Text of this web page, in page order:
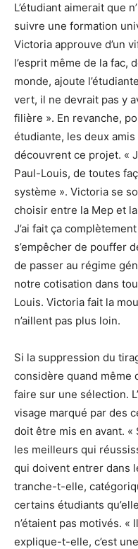
L’étudiant aimerait que
suivre une formation
Victoria approuve d’un
l’esprit même de la fac,
monde, ajoute
vert, il ne devrait pas y
filière ». En revanche,
étudiante, les deux
découvrent ce projet. «
Paul-Louis, de toutes
système ». Victoria se
choisir entre la Mep et
J’ai fait ça
s’empêcher de pouffer
de passer au régime
notre cotisation dans
Louis. Victoria fait la
n’aillent pas plus loin.
Si la suppression du
considère quand même
faire sur une sélection.
visage marqué par des
doit être mis en avant.
les meilleurs qui
qui doivent entrer dans
tranche-t-elle,
certains étudiants
n’étaient pas motivés. «
explique-t-elle, c’est